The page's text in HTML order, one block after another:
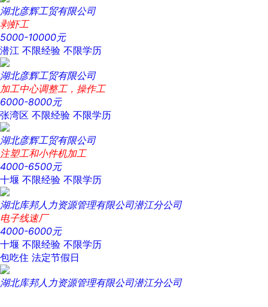
湖北彦辉工贸有限公司
剥虾工
5000-10000元
潜江 不限经验 不限学历
湖北彦辉工贸有限公司
加工中心调整工，操作工
6000-8000元
张湾区 不限经验 不限学历
湖北彦辉工贸有限公司
注塑工和小件机加工
4000-6500元
十堰 不限经验 不限学历
湖北库邦人力资源管理有限公司潜江分公司
电子线速厂
4000-6000元
十堰 不限经验 不限学历
包吃住 法定节假日
湖北库邦人力资源管理有限公司潜江分公司